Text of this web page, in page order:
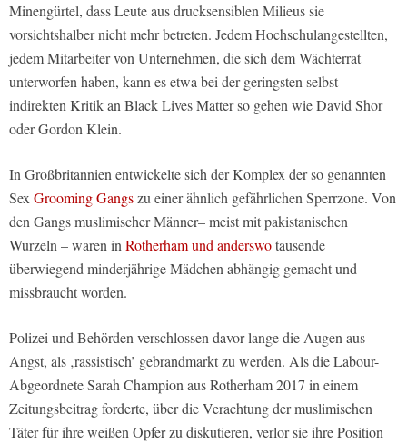
Minengürtel, dass Leute aus drucksensiblen Milieus sie
vorsichtshalber nicht mehr betreten. Jedem Hochschulangestellten,
jedem Mitarbeiter von Unternehmen, die sich dem Wächterrat
unterworfen haben, kann es etwa bei der geringsten selbst
indirekten Kritik an Black Lives Matter so gehen wie David Shor
oder Gordon Klein.
In Großbritannien entwickelte sich der Komplex der so genannten
SexGrooming Gangszu einer ähnlich gefährlichen Sperrzone. Von
den Gangs muslimischer Männer– meist mit pakistanischen
Wurzeln – waren inRotherham und anderswotausende
überwiegend minderjährige Mädchen abhängig gemacht und
missbraucht worden.
Polizei und Behörden verschlossen davor lange die Augen aus
Angst, als ‚rassistisch’ gebrandmarkt zu werden. Als die Labour-
Abgeordnete Sarah Champion aus Rotherham 2017 in einem
Zeitungsbeitrag forderte, über die Verachtung der muslimischen
Täter für ihre weißen Opfer zu diskutieren, verlor sie ihre Position